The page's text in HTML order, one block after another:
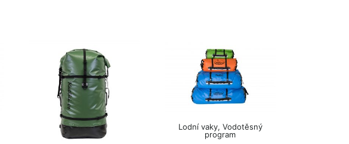
Lodní vaky, Vodotěsný
program